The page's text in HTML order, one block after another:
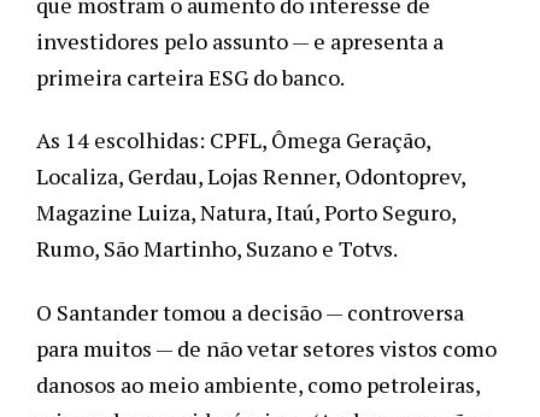
investidores pelo assunto — e apresenta a
primeira carteira ESG do banco.
As 14 escolhidas: CPFL, Ômega Geração,
Localiza, Gerdau, Lojas Renner, Odontoprev,
Magazine Luiza, Natura, Itaú, Porto Seguro,
Rumo, São Martinho, Suzano e Totvs.
O Santander tomou a decisão — controversa
para muitos — de não vetar setores vistos como
danosos ao meio ambiente, como petroleiras,